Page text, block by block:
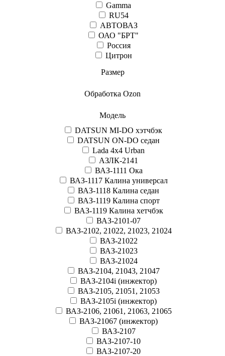
Gamma
RU54
АВТОВАЗ
ОАО "БРТ"
Россия
Цитрон
Размер
Обработка Ozon
Модель
DATSUN MI-DO хэтчбэк
DATSUN ON-DO седан
Lada 4x4 Urban
АЗЛК-2141
ВАЗ-1111 Ока
ВАЗ-1117 Калина универсал
ВАЗ-1118 Калина седан
ВАЗ-1119 Калина спорт
ВАЗ-1119 Калина хетчбэк
ВАЗ-2101-07
ВАЗ-2102, 21022, 21023, 21024
ВАЗ-21022
ВАЗ-21023
ВАЗ-21024
ВАЗ-2104, 21043, 21047
ВАЗ-2104i (инжектор)
ВАЗ-2105, 21051, 21053
ВАЗ-2105i (инжектор)
ВАЗ-2106, 21061, 21063, 21065
ВАЗ-21067 (инжектор)
ВАЗ-2107
ВАЗ-2107-10
ВАЗ-2107-20